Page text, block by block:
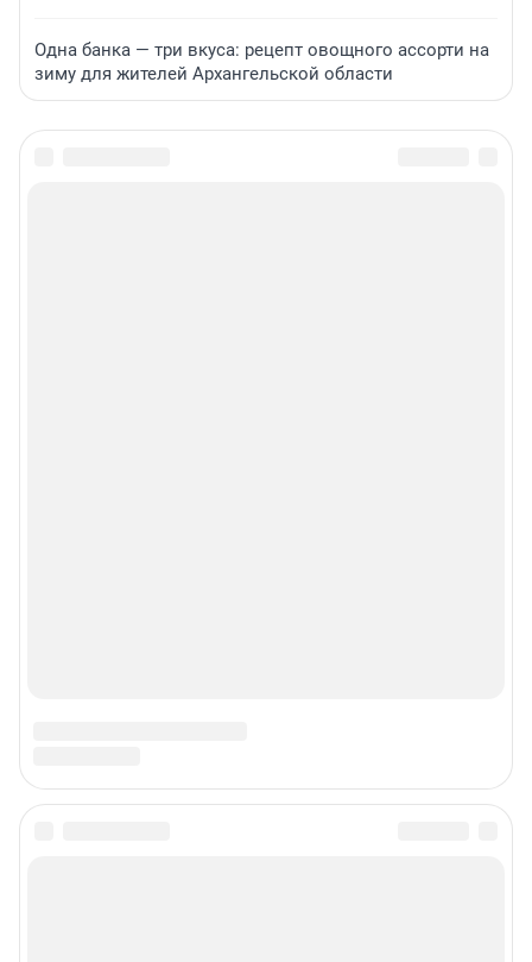
Одна банка — три вкуса: рецепт овощного ассорти на
зиму для жителей Архангельской области